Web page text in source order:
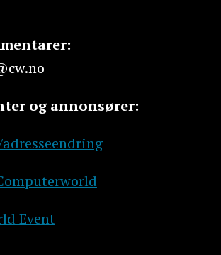
og annonsører:
Event